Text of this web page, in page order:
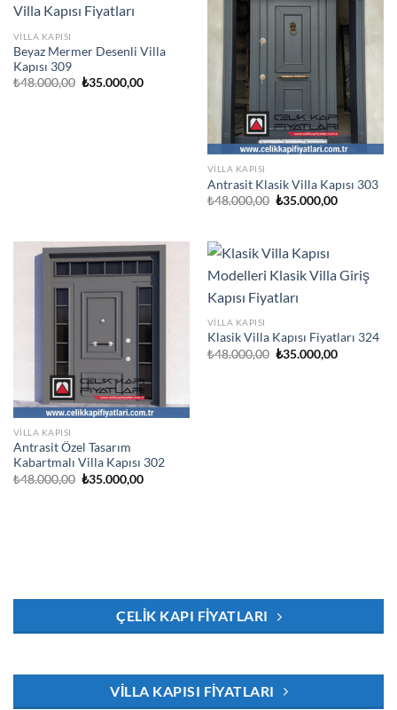
VILLA KAPISI
Beyaz Mermer Desenli Villa
Kapısı 309
₺48.000,00 Orijinal
₺35.000,00Şu
VILLA KAPISI
Antrasit Klasik Villa Kapısı 303
₺48.000,00 Orijinal
₺35.000,00Şu
VILLA KAPISI
Antrasit Özel Tasarım
Kabartmalı Villa Kapısı 302
₺48.000,00 Orijinal
₺35.000,00Şu
VILLA KAPISI
Klasik Villa Kapısı Fiyatları 324
₺48.000,00 Orijinal
₺35.000,00Şu
ÇELIK KAPI FIYATLARI
VILLA KAPISI FIYATLARI